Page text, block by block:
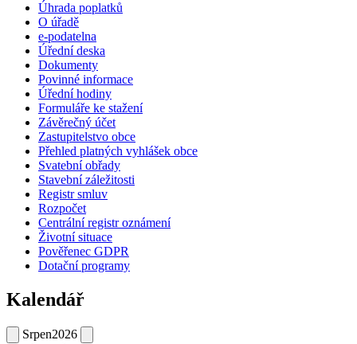
Úhrada poplatků
O úřadě
e-podatelna
Úřední deska
Dokumenty
Povinné informace
Úřední hodiny
Formuláře ke stažení
Závěrečný účet
Zastupitelstvo obce
Přehled platných vyhlášek obce
Svatební obřady
Stavební záležitosti
Registr smluv
Rozpočet
Centrální registr oznámení
Životní situace
Pověřenec GDPR
Dotační programy
Kalendář
Srpen2026